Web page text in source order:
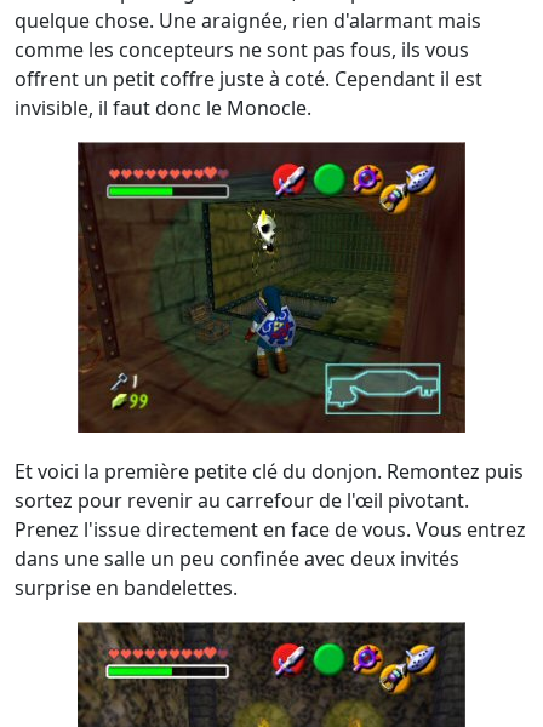
quelque chose. Une araignée, rien d'alarmant mais
comme les concepteurs ne sont pas fous, ils vous
offrent un petit coffre juste à coté. Cependant il est
invisible, il faut donc le Monocle.
Et voici la première petite clé du donjon. Remontez puis
sortez pour revenir au carrefour de l'œil pivotant.
Prenez l'issue directement en face de vous. Vous entrez
dans une salle un peu confinée avec deux invités
surprise en bandelettes.